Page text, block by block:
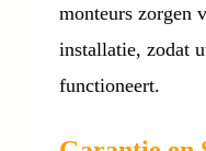
monteurs zorgen
installatie, zodat
functioneert.